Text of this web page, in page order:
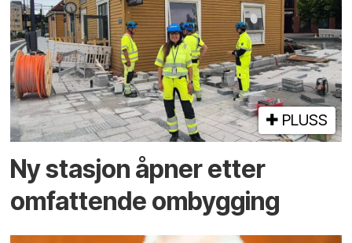
PLUSS
Ny stasjon åpner etter
omfattende ombygging